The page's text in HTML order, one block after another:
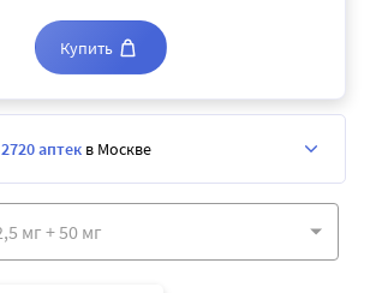
Купить
2720 аптек в Москве